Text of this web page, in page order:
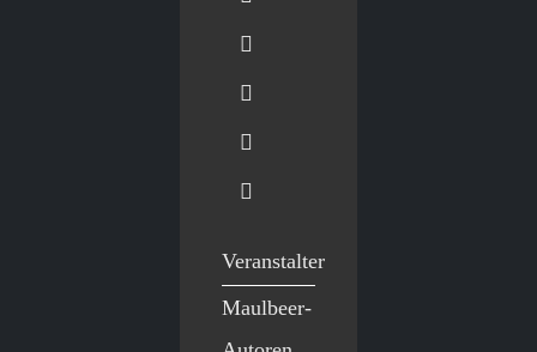
Veranstalter
Maulbeer-